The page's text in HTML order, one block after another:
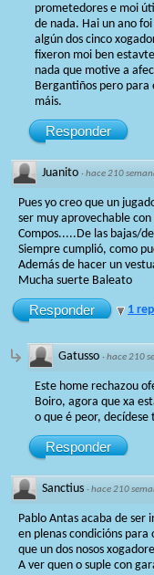
prometedores e moi
de nada. Hai un ano
algún dos cinco
fixeron moi ben
nada que motive a
Bergantiños pero
máis.
Responder
Juanito ·hace 210
Pues yo creo que un
ser muy aprovechable con
Compos.....De las bajas/
Siempre cumplió, como
Además de hacer un
Mucha suerte Baleato
Responder 1
Gatusso ·hace 210
Este home rechazou
Boiro, agora que xa
o que é peor, decídese
Responder
Sanctius ·hace 210
Pablo Antas acaba de ser
en plenas condicións
que un dos nosos
A ver quen o suple con